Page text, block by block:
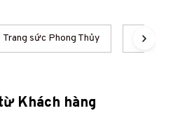
Trang sức Phong Thủy Phong
Khách hàng